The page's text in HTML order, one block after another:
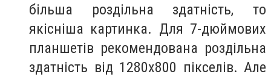
більша роздільна здатність, то
якісніша картинка. Для 7-дюймових
планшетів рекомендована роздільна
здатність від 1280х800 пікселів. Але